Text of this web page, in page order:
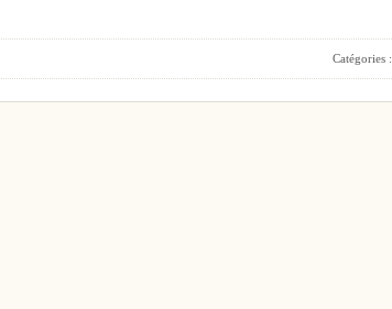
Catégories :